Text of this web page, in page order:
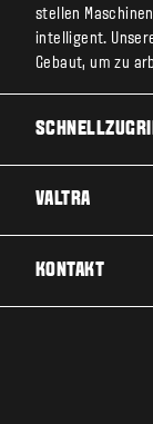
stellen
intelligent.
Gebaut, um zu
SERVICE &
VALTRA
KONTAKT
PROBEFAHRT